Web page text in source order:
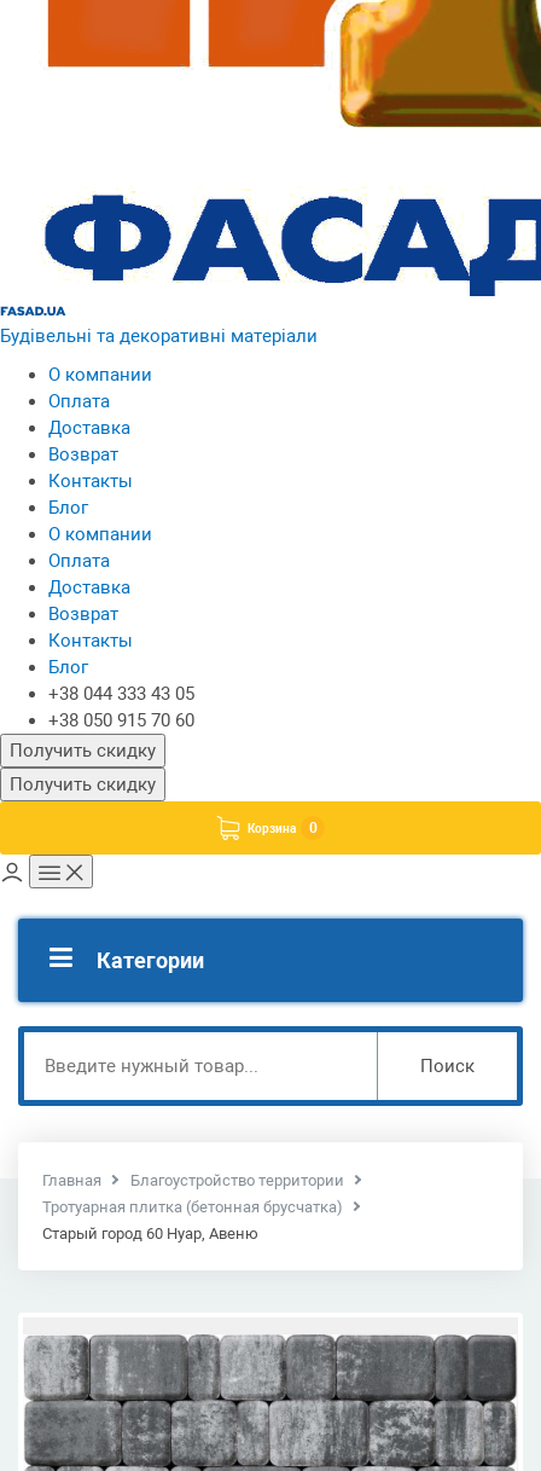
Будівельні та декоративні матеріали
О компании
Оплата
Доставка
Возврат
Контакты
Блог
О компании
Оплата
Доставка
Возврат
Контакты
Блог
+38 044 333 43 05
+38 050 915 70 60
Получить скидку
Получить скидку
Корзина 0
Категории
Поиск
Главная
Благоустройство территории
Тротуарная плитка (бетонная брусчатка)
Старый город 60 Нуар, Авеню